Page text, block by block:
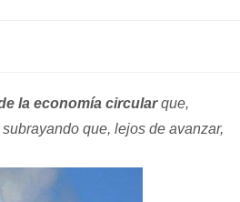
la economía circularque,
subrayando que, lejos de avanzar,